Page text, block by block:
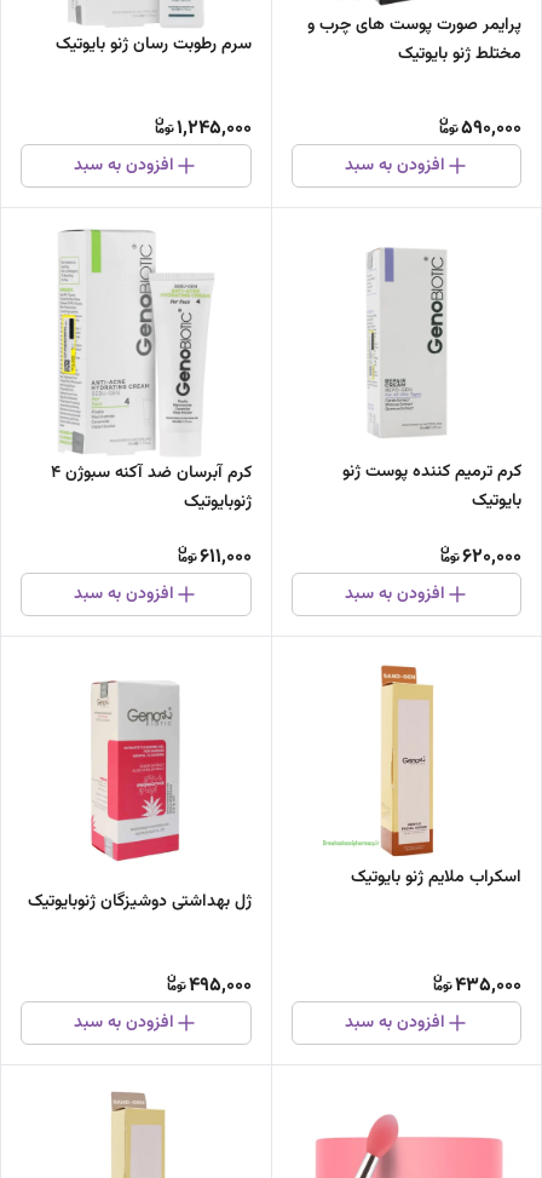
پرایمر صورت پوست های چرب و
مختلط ژنو بایوتیک
590,000
افزودن به سبد
سرم رطوبت رسان ژنو بایوتیک
1,245,000
افزودن به سبد
کرم ترمیم کننده پوست ژنو
بایوتیک
620,000
افزودن به سبد
کرم آبرسان ضد آکنه سبوژن 4
ژنوبایوتیک
611,000
افزودن به سبد
اسکراب ملایم ژنو بایوتیک
435,000
افزودن به سبد
ژل بهداشتی دوشیزگان ژنوبایوتیک
495,000
افزودن به سبد